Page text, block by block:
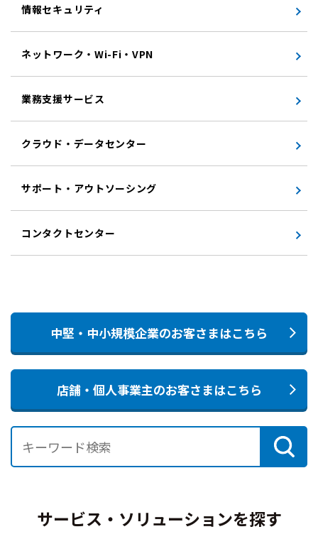
情報セキュリティ
ネットワーク・Wi-Fi・VPN
業務支援サービス
クラウド・データセンター
サポート・アウトソーシング
コンタクトセンター
中堅・中小規模企業のお客さまはこちら
店舗・個人事業主のお客さまはこちら
サービス・ソリューションを探す